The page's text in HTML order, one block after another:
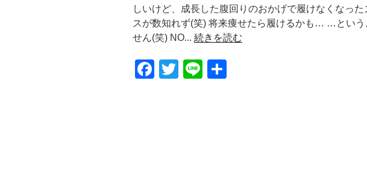
しいけど、成長した腹回りのおかげで履けなくなった
スが数知れず(笑) 将来痩せたら履けるかも… …という
せん(笑) NO... 続きを読む
F
T
Li